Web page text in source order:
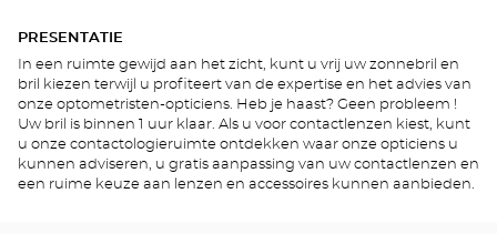
PRESENTATIE
In een ruimte gewijd aan het zicht, kunt u vrij uw zonnebril en
bril kiezen terwijl u profiteert van de expertise en het advies van
onze optometristen-opticiens. Heb je haast? Geen probleem !
Uw bril is binnen 1 uur klaar. Als u voor contactlenzen kiest, kunt
u onze contactologieruimte ontdekken waar onze opticiens u
kunnen adviseren, u gratis aanpassing van uw contactlenzen en
een ruime keuze aan lenzen en accessoires kunnen aanbieden.